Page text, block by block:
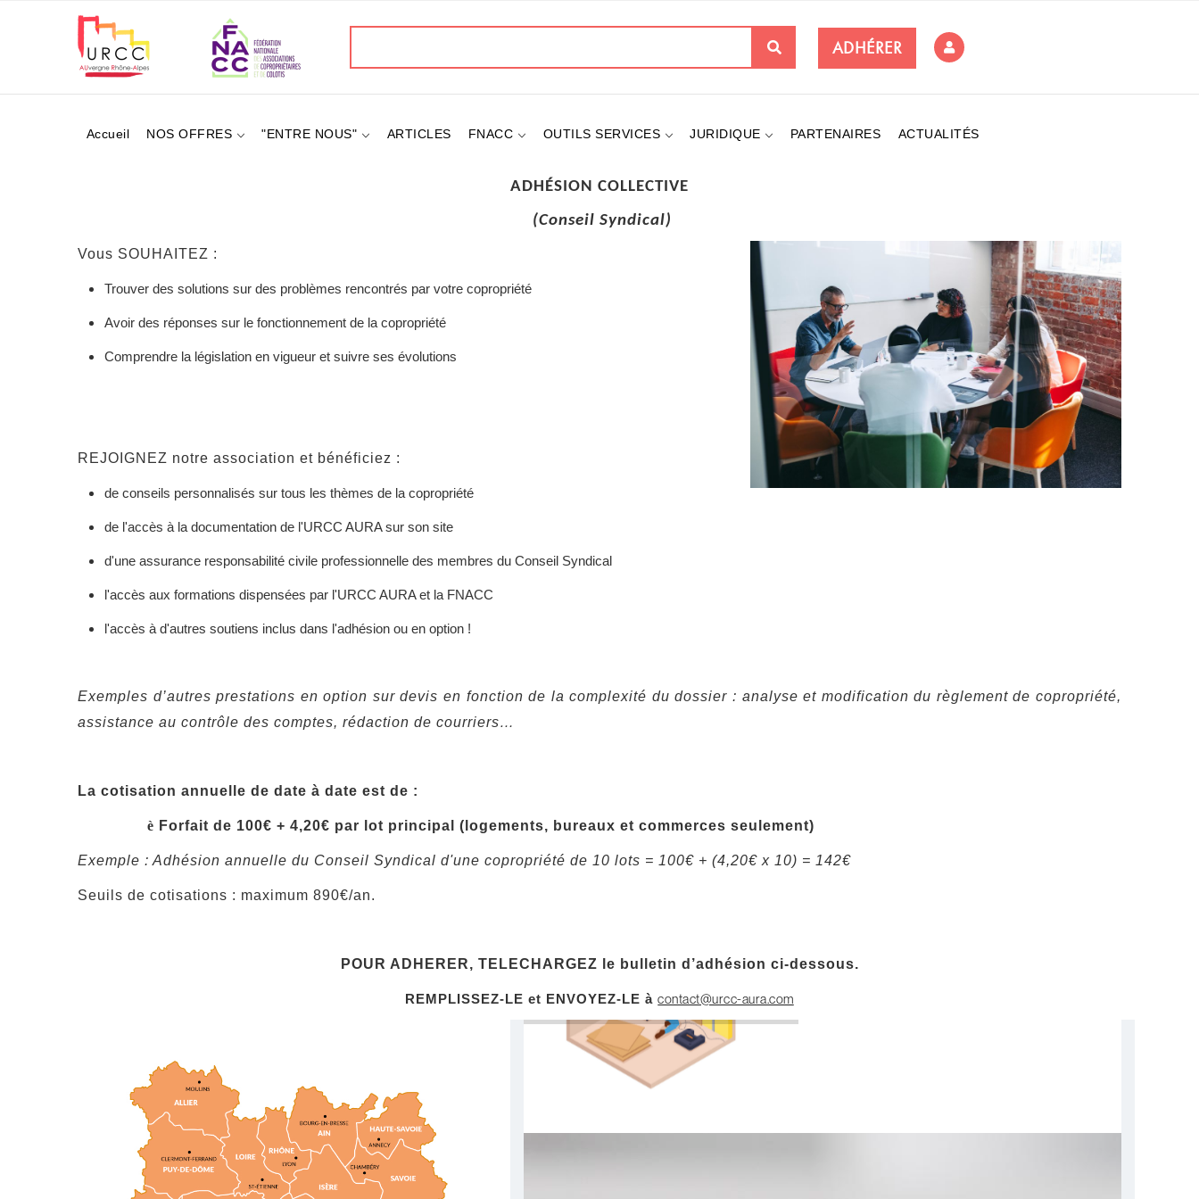
ADHÉRER
Accueil NOS OFFRES "ENTRE NOUS" ARTICLES FNACC OUTILS SERVICES JURIDIQUE PARTENAIRES ACTUALITÉS
ADHÉSION COLLECTIVE
(Conseil Syndical)
Vous SOUHAITEZ :
Trouver des solutions sur des problèmes rencontrés par votre copropriété
Avoir des réponses sur le fonctionnement de la copropriété
Comprendre la législation en vigueur et suivre ses évolutions
REJOIGNEZ notre association et bénéficiez :
de conseils personnalisés sur tous les thèmes de la copropriété
de l'accès à la documentation de l'URCC AURA sur son site
d'une assurance responsabilité civile professionnelle des membres du Conseil Syndical
l'accès aux formations dispensées par l'URCC AURA et la FNACC
l'accès à d'autres soutiens inclus dans l'adhésion ou en option !
Exemples d’autres prestations en option sur devis en fonction de la complexité du dossier : analyse et modification du règlement de copropriété,
assistance au contrôle des comptes, rédaction de courriers…
La cotisation annuelle de date à date est de :
è Forfait de 100€ + 4,20€ par lot principal (logements, bureaux et commerces seulement)
Exemple : Adhésion annuelle du Conseil Syndical d'une copropriété de 10 lots = 100€ + (4,20€ x 10) = 142€
Seuils de cotisations : maximum 890€/an.
POUR ADHERER, TELECHARGEZ le bulletin d’adhésion ci-dessous.
REMPLISSEZ-LE et ENVOYEZ-LE àcontact@urcc-aura.com